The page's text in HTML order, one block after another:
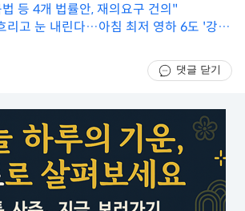
등 4개 법률안, 재의요구 건의"
리고 눈 내린다…아침 최저 영하 6도 '강추
댓글 닫기